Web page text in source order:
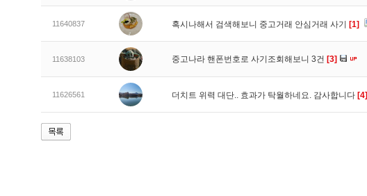
11640837 혹시나해서 검색해보니 중고거래 안심거래 사기 [1]
11638103 중고나라 핸폰번호로 사기조회해보니 3건 [3]
11626561 더치트 위력 대단.. 효과가 탁월하네요. 감사합니다 [4]